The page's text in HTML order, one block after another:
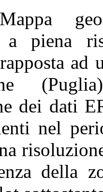
a piena
ad
dei dati
nel
della